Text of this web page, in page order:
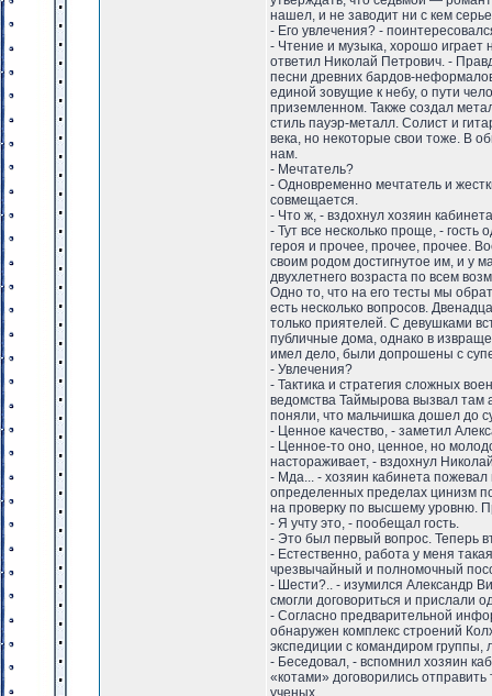
нашел, и не заводит ни с кем
- Его увлечения? -
- Чтение и музыка, хорошо играет
ответил Николай Петрович. -
песни древних бардов-
единой зовущие к небу, о пути
приземленном. Также создал
стиль пауэр-металл. Солист и
века, но некоторые свои тоже. В
нам.
- Мечтатель?
- Одновременно мечтатель и
совмещается.
- Что ж, - вздохнул хозяин
- Тут все несколько проще, -
героя и прочее, прочее, прочее.
своим родом достигнутое им, и у
двухлетнего возраста по всем
Одно то, что на его тесты мы
есть несколько вопросов.
только приятелей. С девушками
публичные дома, однако в
имел дело, были допрошены с
- Увлечения?
- Тактика и стратегия сложных
ведомства Таймырова вызвал там
поняли, что мальчишка дошел до
- Ценное качество, - заметил
- Ценное-то оно, ценное, но
настораживает, - вздохнул
- Мда... - хозяин кабинета
определенных пределах цинизм
на проверку по высшему уровню.
- Я учту это, - пообещал гость.
- Это был первый вопрос. Теперь
- Естественно, работа у меня
чрезвычайный и полномочный
- Шести?.. - изумился Александр
смогли договориться и прислали
- Согласно предварительной
обнаружен комплекс строений
экспедиции с командиром
- Беседовал, - вспомнил хозяин
«котами» договорились
ученых.